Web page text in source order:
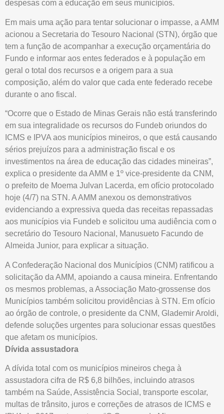
despesas com a educação em seus municípios.
Em mais uma ação para tentar solucionar o impasse, a AMM
acionou a Secretaria do Tesouro Nacional (STN), órgão que
tem a função de acompanhar a execução orçamentária do
Fundo e informar aos entes federados e à população em
geral o total dos recursos e a origem para a sua
composição, além do valor que cada ente federado recebe
durante o ano fiscal.
“Ocorre que o Estado de Minas Gerais não está transferindo
em sua integralidade os recursos do Fundeb oriundos do
ICMS e IPVA aos municípios mineiros, o que está causando
sérios prejuízos para a administração fiscal e os
investimentos na área de educação das cidades mineiras”,
explica o presidente da AMM e 1º vice-presidente da CNM,
o prefeito de Moema Julvan Lacerda, em ofício protocolado
hoje (4/7) na STN. A AMM anexou os demonstrativos
evidenciando a expressiva queda das receitas repassadas
aos municípios via Fundeb e solicitou uma audiência com o
secretário do Tesouro Nacional, Manusueto Facundo de
Almeida Junior, para explicar a situação.
A Confederação Nacional dos Municípios (CNM) ratificou a
solicitação da AMM, apoiando a causa mineira. Enfrentando
os mesmos problemas, a Associação Mato-grossense dos
Municípios também solicitou providências à STN. Em ofício
ao órgão de controle, o presidente da CNM, Glademir Aroldi,
defende soluções urgentes para solucionar essas questões
que afetam os municípios.
Dívida assustadora
A dívida total com os municípios mineiros chega à
assustadora cifra de R$ 6,8 bilhões, incluindo atrasos
também na Saúde, Assistência Social, transporte escolar,
multas de trânsito, juros e correções de atrasos de ICMS e